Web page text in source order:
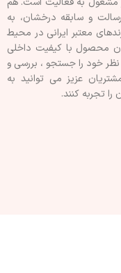
رسالت و سابقه درخشان، به
معتبر ايرانی در محيط
محصول با کيفيت داخلی
خود را جستجو ، بررسی و
مشتريان عزیز می توانيد به
تجربه کنند.